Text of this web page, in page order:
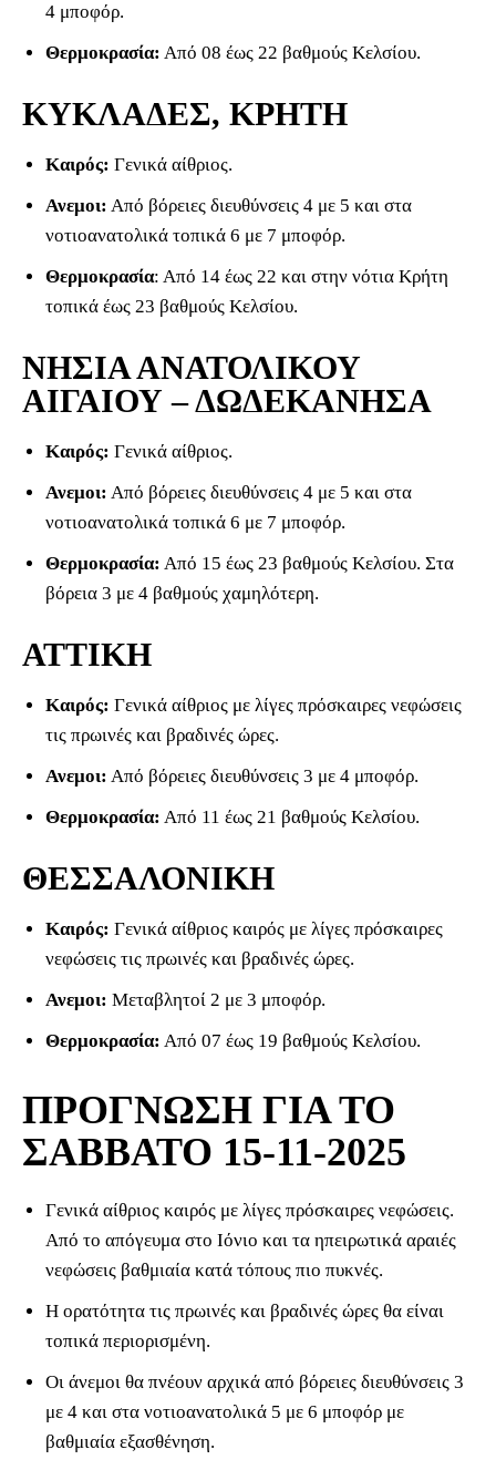
4 μποφόρ.
Θερμοκρασία: Από 08 έως 22 βαθμούς Κελσίου.
ΚΥΚΛΑΔΕΣ, ΚΡΗΤΗ
Καιρός: Γενικά αίθριος.
Ανεμοι: Από βόρειες διευθύνσεις 4 με 5 και στα
νοτιοανατολικά τοπικά 6 με 7 μποφόρ.
Θερμοκρασία: Από 14 έως 22 και στην νότια Κρήτη
τοπικά έως 23 βαθμούς Κελσίου.
ΝΗΣΙΑ ΑΝΑΤΟΛΙΚΟΥ
ΑΙΓΑΙΟΥ – ΔΩΔΕΚΑΝΗΣΑ
Καιρός: Γενικά αίθριος.
Ανεμοι: Από βόρειες διευθύνσεις 4 με 5 και στα
νοτιοανατολικά τοπικά 6 με 7 μποφόρ.
Θερμοκρασία: Από 15 έως 23 βαθμούς Κελσίου. Στα
βόρεια 3 με 4 βαθμούς χαμηλότερη.
ΑΤΤΙΚΗ
Καιρός: Γενικά αίθριος με λίγες πρόσκαιρες νεφώσεις
τις πρωινές και βραδινές ώρες.
Ανεμοι: Από βόρειες διευθύνσεις 3 με 4 μποφόρ.
Θερμοκρασία: Από 11 έως 21 βαθμούς Κελσίου.
ΘΕΣΣΑΛΟΝΙΚΗ
Καιρός: Γενικά αίθριος καιρός με λίγες πρόσκαιρες
νεφώσεις τις πρωινές και βραδινές ώρες.
Ανεμοι: Μεταβλητοί 2 με 3 μποφόρ.
Θερμοκρασία: Από 07 έως 19 βαθμούς Κελσίου.
ΠΡΟΓΝΩΣΗ ΓΙΑ ΤΟ
ΣΑΒΒΑΤΟ 15-11-2025
Γενικά αίθριος καιρός με λίγες πρόσκαιρες νεφώσεις.
Από το απόγευμα στο Ιόνιο και τα ηπειρωτικά αραιές
νεφώσεις βαθμιαία κατά τόπους πιο πυκνές.
Η ορατότητα τις πρωινές και βραδινές ώρες θα είναι
τοπικά περιορισμένη.
Οι άνεμοι θα πνέουν αρχικά από βόρειες διευθύνσεις 3
με 4 και στα νοτιοανατολικά 5 με 6 μποφόρ με
βαθμιαία εξασθένηση.